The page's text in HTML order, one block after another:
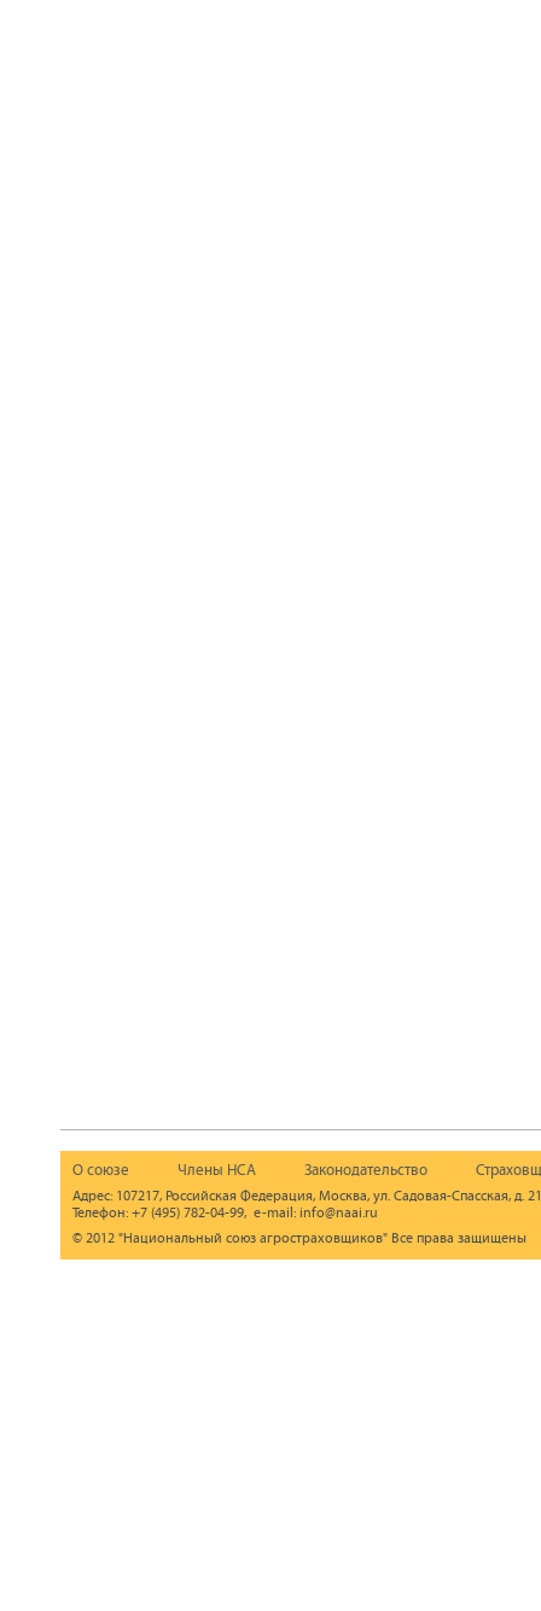
О союзе Члены НСА Законодательство
Адрес: 107217, Российская Федерация, Москва, ул. Садовая-Спасская, д.
Телефон: +7 (495) 782-04-99, e-mail: info@naai.ru
© 2012 "Национальный союз агростраховщиков" Все права защищены